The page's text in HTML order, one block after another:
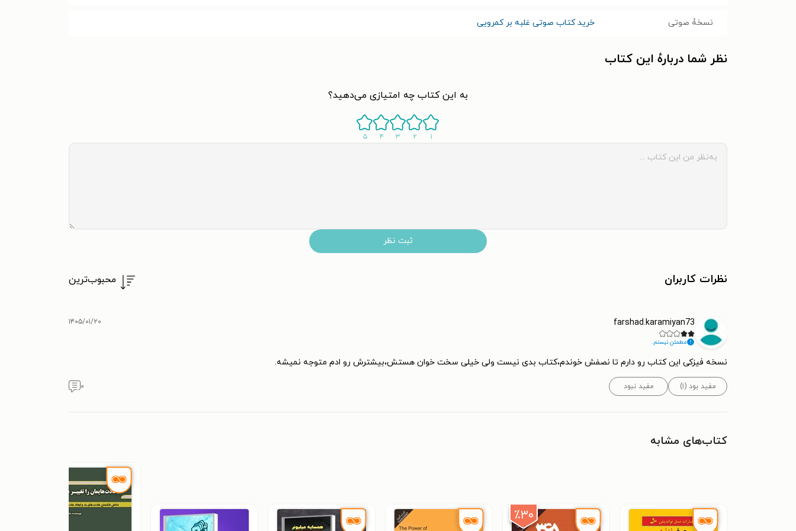
نسخۀ صوتی خرید کتاب صوتی غلبه بر کمرویی
نظر شما دربارهٔ این کتاب
به این کتاب چه امتیازی می‌دهید؟
۱ ۲ ۳ ۴ ۵
ثبت نظر
نظرات کاربران محبوب‌ترین
farshad.karamiyan73
مطمئن نیستم.
۱۴۰۵/۰۱/۲۰
نسخه فیزکی این کتاب رو دارم تا نصفش خوندم،کتاب بدی نیست ولی خیلی سخت خوان هستش،بیشترش رو ادم متوجه نمیشه.
مفید بود (۱) مفید نبود ۰
کتاب‌های مشابه
٪۳۰